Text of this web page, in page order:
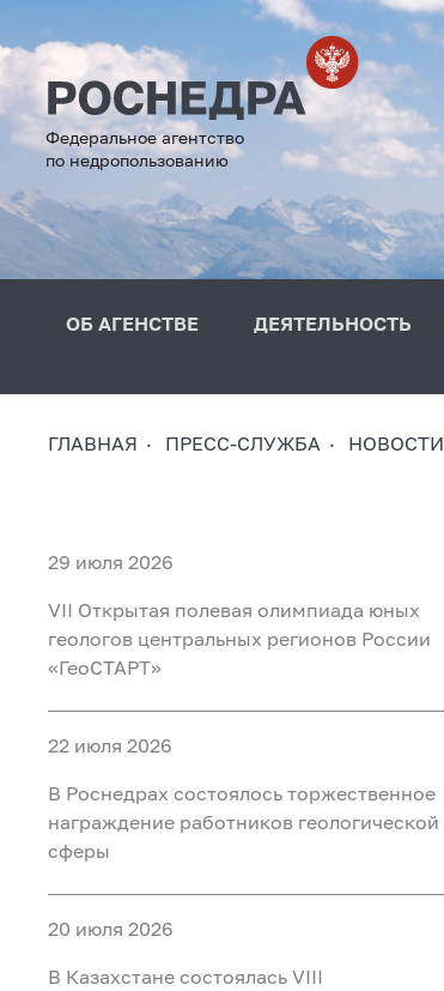
Федеральное агентство
по недропользованию
ОБ АГЕНСТВЕ ДЕЯТЕЛЬНОСТЬ
ГЛАВНАЯ ПРЕСС-СЛУЖБА НОВОСТИ
29 июля 2026
VII Открытая полевая олимпиада юных
геологов центральных регионов России
«ГеоСТАРТ»
22 июля 2026
В Роснедрах состоялось торжественное
награждение работников геологической
сферы
20 июля 2026
В Казахстане состоялась VIII